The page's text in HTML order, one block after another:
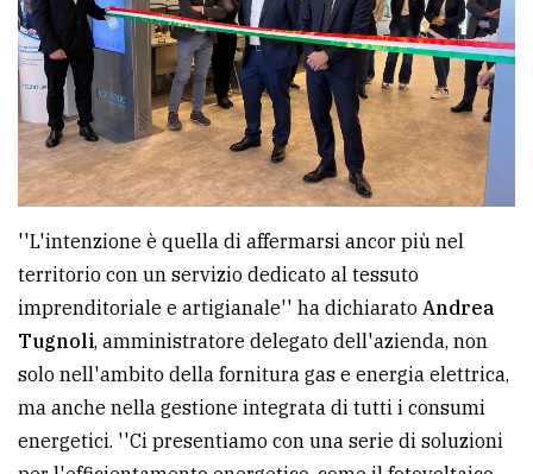
LE
ALTRE
TESTATE
Privacy
policy
policy
''L'intenzione è quella di affermarsi ancor più nel
territorio con un servizio dedicato al tessuto
imprenditoriale e artigianale'' ha dichiarato Andrea
Tugnoli, amministratore delegato dell'azienda, non
solo nell'ambito della fornitura gas e energia elettrica,
ma anche nella gestione integrata di tutti i consumi
energetici. ''Ci presentiamo con una serie di soluzioni